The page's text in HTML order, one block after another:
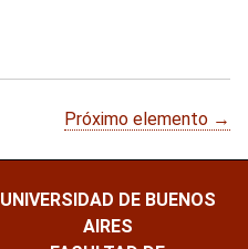
Próximo elemento →
UNIVERSIDAD DE BUENOS
AIRES